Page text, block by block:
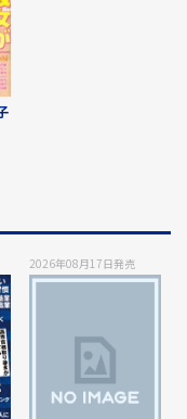
2026年08月17日発売